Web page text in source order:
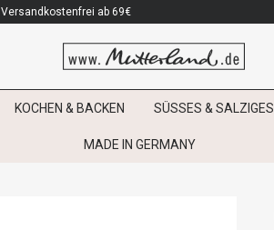
Versandkostenfrei ab 69€
KOCHEN & BACKEN SÜSSES & SALZIGES
MADE IN GERMANY